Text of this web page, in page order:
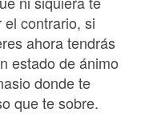
contrario, si
ahora tendrás
estado de ánimo
donde te
que te sobre.